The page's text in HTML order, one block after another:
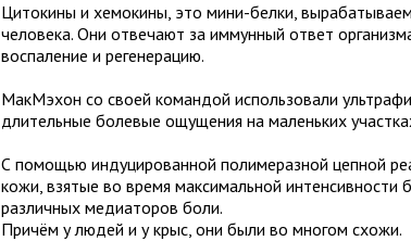
Цитокины и хемокины, это мини-белки,
человека. Они отвечают за иммунный ответ
воспаление и регенерацию.
МакМэхон со своей командой использовали
длительные болевые ощущения на маленьких
С помощью индуцированной полимеразной цепной
кожи, взятые во время максимальной
различных медиаторов боли.
Причём у людей и у крыс, они были во многом схожи.